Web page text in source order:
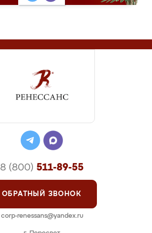
8 (800) 511-89-55
ОБРАТНЫЙ ЗВОНОК
corp-renessans@yandex.ru